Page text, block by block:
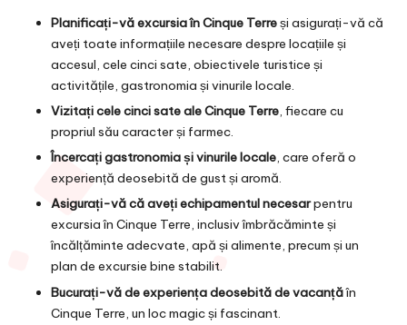
Planificați-vă excursia în Cinque Terreși asigurați-vă că
aveți toate informațiile necesare despre locațiile și
accesul, cele cinci sate, obiectivele turistice și
activitățile, gastronomia și vinurile locale.
Vizitați cele cinci sate ale Cinque Terre, fiecare cu
propriul său caracter și farmec.
Încercați gastronomia și vinurile locale, care oferă o
experiență deosebită de gust și aromă.
Asigurați-vă că aveți echipamentul necesarpentru
excursia în Cinque Terre, inclusiv îmbrăcăminte și
încălțăminte adecvate, apă și alimente, precum și un
plan de excursie bine stabilit.
Bucurați-vă de experiența deosebită de vacanțăîn
Cinque Terre, un loc magic și fascinant.